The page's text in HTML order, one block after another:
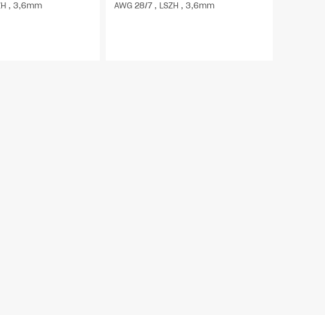
, 3,6mm AWG 28/7 , LSZH , 3,6mm